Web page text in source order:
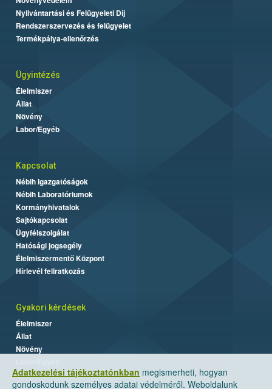
Adatkezelési tájékoztatónkban megismerheti, hogyan
gondoskodunk személyes adatai védelméről. Weboldalunk
Nyilvántartási és Felügyeleti Díj
Rendszerszervezés és felügyelet
Termékpálya-ellenőrzés
Ügyintézés
Élelmiszer
Állat
Növény
Labor/Egyéb
Kapcsolat
Nébih Igazgatóságok
Nébih Laboratóriumok
Kormányhivatalok
Sajtókapcsolat
Ügyfélszolgálat
Hatósági jogsegély
Élelmiszermentő Központ
Hírlevél feliratkozás
Gyakori kérdések
Élelmiszer
Állat
Növény